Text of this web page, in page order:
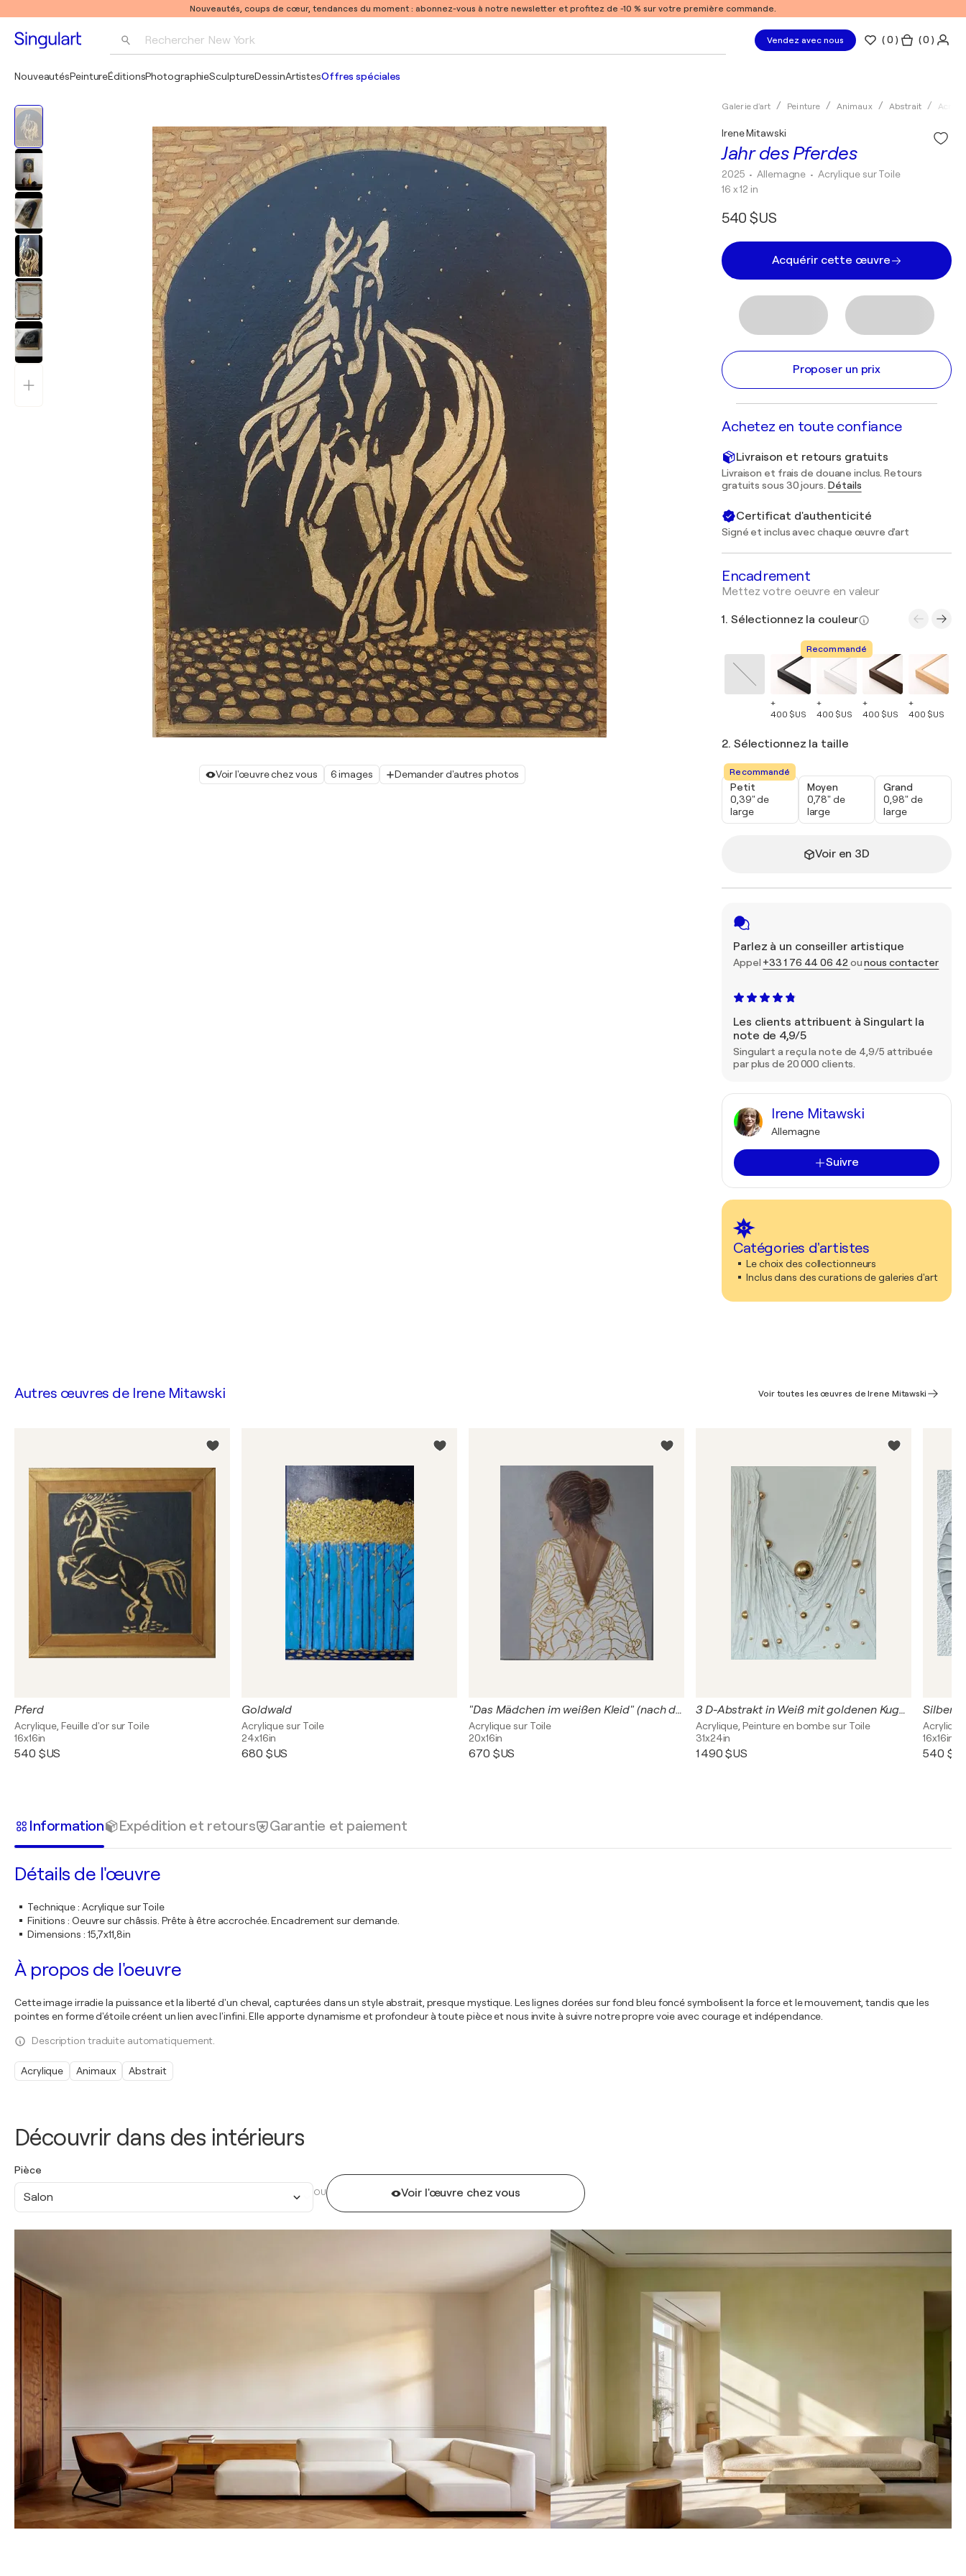
Nouveautés, coups de cœur, tendances du moment : abonnez-vous à notre newsletter et profitez de -10 % sur votre première commande.
Rechercher New York
Pablo Picasso
Vendez avec nous (0 ) ( 0 )
NouveautésPeintureÉditionsPhotographieSculptureDessinArtistesOffres spéciales
Voir l'œuvre chez vous 6 images Demander d'autres photos
Galerie d'art Peinture Animaux Abstrait
Jahr des Pferdes
Irene Mitawski
2025 • Allemagne • Acrylique sur Toile
16 x 12 in
540 $US
Acquérir cette œuvre
Proposer un prix
Achetez en toute confiance
Livraison et retours gratuits
Livraison et frais de douane inclus. Retours
gratuits sous 30 jours. Détails
Certificat d'authenticité
Signé et inclus avec chaque œuvre d'art
Encadrement
Mettez votre oeuvre en valeur
1. Sélectionnez la couleur
+
400 $US
Recommandé
+
400 $US
+
400 $US
+
400 $US
2. Sélectionnez la taille
Recommandé
Petit
0,39" de
large
Moyen
0,78" de
large
Grand
0,98" de
large
Voir en 3D
Parlez à un conseiller artistique
Appel +33 1 76 44 06 42 ounous contacter
Les clients attribuent à Singulart la
note de 4,9/5
Singulart a reçu la note de 4,9/5 attribuée
par plus de 20 000 clients.
Irene Mitawski
Allemagne
Suivre
Catégories d'artistes
Le choix des collectionneurs
Inclus dans des curations de galeries d'art
Découvrir dans des intérieurs
Pièce
Salon OU Voir l'œuvre chez vous
Autres œuvres de Irene Mitawski Voir toutes les œuvres de Irene Mitawski
Pferd
Acrylique, Feuille d'or sur Toile
16x16in
540 $US
Goldwald
Acrylique sur Toile
24x16in
680 $US
"Das Mädchen im weißen Kleid" (nach dem Werk des Künstlers Chris Luca)
Acrylique sur Toile
20x16in
670 $US
3 D-Abstrakt in Weiß mit goldenen Kugeln
Acrylique, Peinture en bombe sur Toile
31x24in
1 490 $US
16x16in
540
Information Expédition et retours Garantie et paiement
Détails de l'œuvre
Technique: Acrylique sur Toile
Finitions : Oeuvre sur châssis. Prête à être accrochée. Encadrement sur demande.
Dimensions : 15,7x11,8in
À propos de l'oeuvre
Cette image irradie la puissance et la liberté d'un cheval, capturées dans un style abstrait, presque mystique. Les lignes dorées sur fond bleu foncé symbolisent la force et le mouvement, tandis que les
pointes en forme d'étoile créent un lien avec l'infini. Elle apporte dynamisme et profondeur à toute pièce et nous invite à suivre notre propre voie avec courage et indépendance.
Description traduite automatiquement.
Acrylique Animaux Abstrait